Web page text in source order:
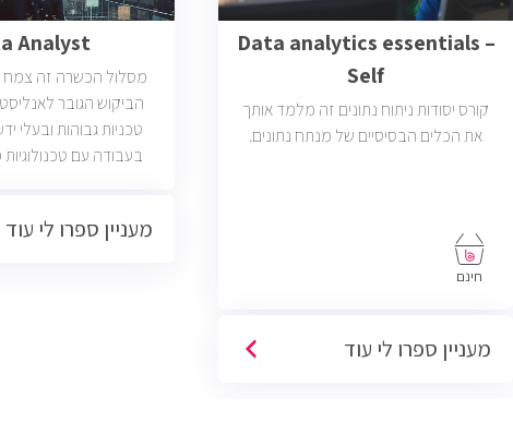
Data analytics essentials –
Self
קורס יסודות ניתוח נתונים זה מלמד אותך
את הכלים הבסיסיים של מנתח נתונים.
חינם
מעניין ספרו לי עוד
Analyst
מסלול הכשרה זה
הביקוש הגובר
טכניות גבוהות ובעלי
בעבודה עם טכנולוגיות
פתוחות בשוק
מעניין ספרו לי עוד